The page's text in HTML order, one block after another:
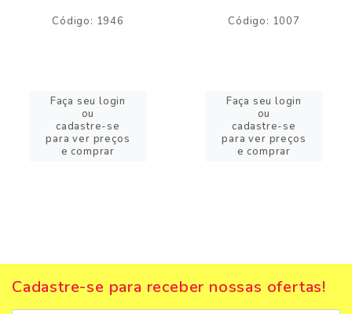
Código: 1946
Faça seu login
ou
cadastre-se
para ver preços
e comprar
Código: 1007
Faça seu login
ou
cadastre-se
para ver preços
e comprar
Cadastre-se para receber nossas ofertas!